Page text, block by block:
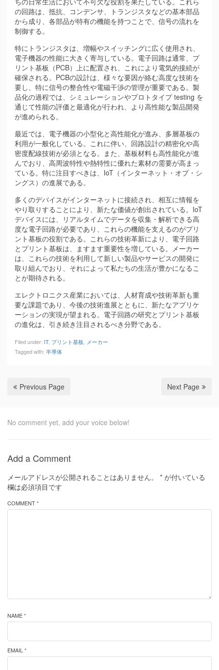
の回路は、抵抗、コンデンサ、トランジスタなどの基本部品
から成り、各部品が特有の機能を持つことで、信号の流れを
制御する。
特にトランジスタは、増幅やスイッチングに広く使用され、
電子機器の性能に大きく寄与している。電子回路は通常、プ
リント基板（PCB）上に配置され、これにより電気的接続が
確保される。PCBの設計は、様々な要因が絡む高度な技術を
要し、特に信号の整合性や電磁干渉の管理が重要である。製
品化の過程では、シミュレーションやプロトタイプ testing を
通じて性能の評価と最適化が行われ、より高性能な製品開発
が進められる。
最近では、電子機器の小型化と高性能化が進み、多層基板の
利用が一般化している。これに伴い、回路設計の精密化や高
密度配線技術が必須となる。また、基板材料も高性能化が進
んでおり、高周波特性や熱特性に優れた素材の需要が高まっ
ている。特に注目すべきは、IoT（インターネット・オブ・シ
ングス）の進展である。
多くのデバイスがインターネットに接続され、相互に情報を
やり取りすることにより、新たな価値が創出されている。IoT
デバイスには、リアルタイムでデータを収集・解析できる高
度な電子回路が必要であり、これらの機能を支えるのがプリ
ント基板の役割である。これらの技術革新により、電子回路
とプリント基板は、ますます重要性を増している。メーカー
は、これらの技術を利用して新しい製品やサービスの開発に
取り組んでおり、それによって私たちの生活が豊かになるこ
とが期待される。
エレクトロニクス産業においては、人材育成や技術革新も重
要な課題であり、今後の技術進展とともに、新たなアプリケ
ーションの実現が望まれる。電子回路の研究とプリント基板
の進化は、引き続き注目されるべき分野である。
Filed under: IT, プリント基板
メーカー
Tagged with: 半導体
Previous Page Next Page
No comment yet, add your voice below!
Add a Comment
メールアドレスが公開されることはありません。 * が付いている
欄は必須項目です
COMMENT *
NAME *
EMAIL *